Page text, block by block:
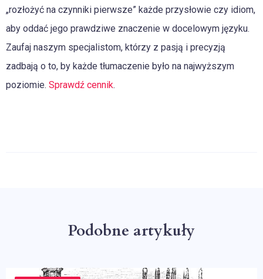
„rozłożyć na czynniki pierwsze” każde przysłowie czy idiom,
aby oddać jego prawdziwe znaczenie w docelowym języku.
Zaufaj naszym specjalistom, którzy z pasją i precyzją
zadbają o to, by każde tłumaczenie było na najwyższym
poziomie. Sprawdź cennik.
Podobne artykuły